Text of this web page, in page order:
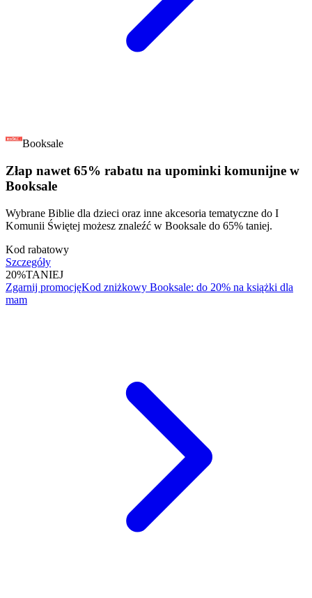
Booksale
Złap nawet 65% rabatu na upominki komunijne w
Booksale
Wybrane Biblie dla dzieci oraz inne akcesoria tematyczne do I
Komunii Świętej możesz znaleźć w Booksale do 65% taniej.
Kod rabatowy
Szczegóły
20%TANIEJ
Zgarnij promocjęKod zniżkowy Booksale: do 20% na książki dla
mam